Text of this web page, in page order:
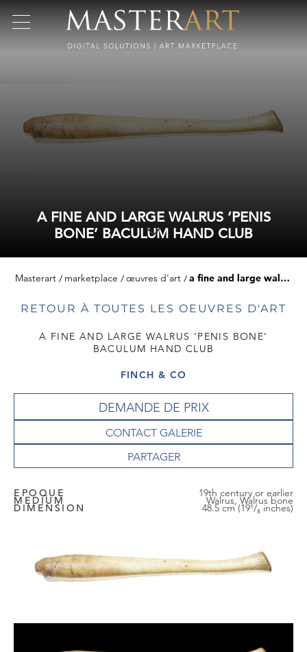
A FINE AND LARGE WALRUS ‘PENIS
BONE’ BACULUM HAND CLUB
Masterart marketplace œuvres d'art a fine and large walrus ‘penis bone’ baculum hand club
RETOUR À TOUTES LES OEUVRES D'ART
A FINE AND LARGE WALRUS ‘PENIS BONE’
BACULUM HAND CLUB
FINCH & CO
DEMANDE DE PRIX
CONTACT GALERIE
EPOQUE 19th century or earlier
MEDIUM Walrus, Walrus bone
DIMENSION 48.5 cm (19¹/₈ inches)